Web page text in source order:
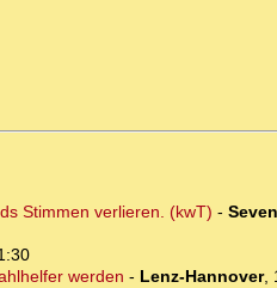
Stimmen verlieren. (kwT) -
werden - Lenz-Hannover,